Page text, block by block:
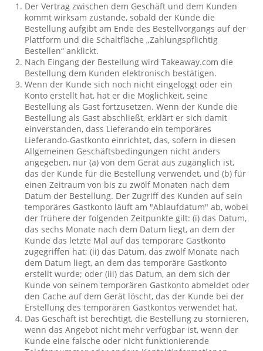
Der Vertrag zwischen dem Geschäft und dem Kunden
kommt wirksam zustande, sobald der Kunde die
Bestellung aufgibt am Ende des Bestellvorgangs auf der
Plattform und die Schaltfläche „Zahlungspflichtig
Bestellen“ anklickt.
Nach Eingang der Bestellung wird Takeaway.com die
Bestellung dem Kunden elektronisch bestätigen.
Wenn der Kunde sich noch nicht eingeloggt oder ein
Konto erstellt hat, hat er die Möglichkeit, seine
Bestellung als Gast fortzusetzen. Wenn der Kunde die
Bestellung als Gast abschließt, erklärt er sich damit
einverstanden, dass Lieferando ein temporäres
Lieferando-Gastkonto einrichtet, das, sofern in diesen
Allgemeinen Geschäftsbedingungen nicht anders
angegeben, nur (a) von dem Gerät aus zugänglich ist,
das der Kunde für die Bestellung verwendet, und (b) für
einen Zeitraum von bis zu zwölf Monaten nach dem
Datum der Bestellung. Der Zugriff des Kunden auf sein
temporäres Gastkonto läuft am "Ablaufdatum" ab, wobei
der frühere der folgenden Zeitpunkte gilt: (i) das Datum,
das sechs Monate nach dem Datum liegt, an dem der
Kunde das letzte Mal auf das temporäre Gastkonto
zugegriffen hat; (ii) das Datum, das zwölf Monate nach
dem Datum liegt, an dem das temporäre Gastkonto
erstellt wurde; oder (iii) das Datum, an dem sich der
Kunde von seinem temporären Gastkonto abmeldet oder
den Cache auf dem Gerät löscht, das der Kunde bei der
Erstellung des temporären Gastkontos verwendet hat.
Das Geschäft ist berechtigt, die Bestellung zu stornieren,
wenn das Angebot nicht mehr verfügbar ist, wenn der
Kunde eine falsche oder nicht funktionierende